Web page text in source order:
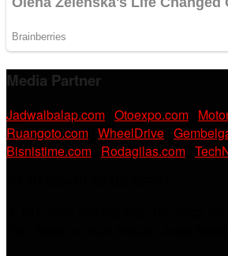
Media Partner
Jadwalbalap.com Otoexpo.com
Ruangoto.com WheelDrive
Bisnistime.com Rodagilas.com